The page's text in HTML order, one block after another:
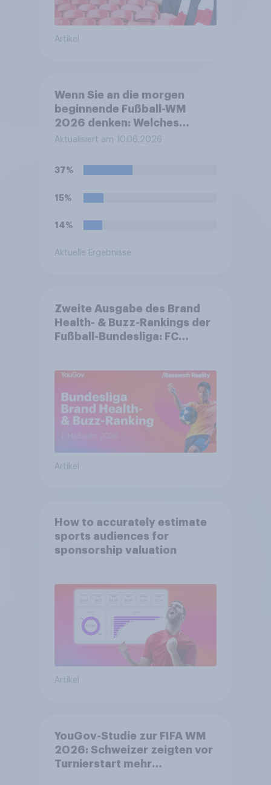
Artikel
Wenn Sie an die morgen
beginnende Fußball-WM
2026 denken: Welches
Gefühl beschreibt Ihre
derzeit am besten?
Aktualisiert am 10.06.2026
37%
15%
14%
Aktuelle Ergebnisse
Zweite Ausgabe des Brand
Health- & Buzz-Rankings der
Fußball-Bundesliga: FC
Artikel
How to accurately estimate
sports audiences for
sponsorship valuation
Artikel
YouGov-Studie zur FIFA WM
2026: Schweizer zeigten vor
Turnierstart mehr